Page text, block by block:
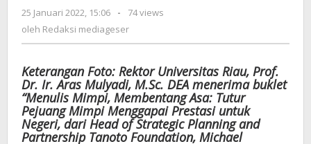
Siap
25 Januari 2022, 15:06
oleh
Redaksi
-
74 views
oleh Redaksi mediageser
Keterangan Foto: Rektor Universitas Riau, Prof.
Dr. Ir. Aras Mulyadi, M.Sc. DEA menerima buklet
“Menulis Mimpi, Membentang Asa: Tutur
Pejuang Mimpi Menggapai Prestasi untuk
Negeri, dari Head of Strategic Planning and
Partnership Tanoto Foundation, Michael